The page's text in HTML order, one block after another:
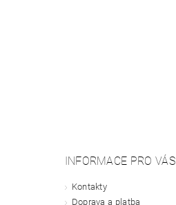
INFORMACE PRO VÁS
Kontakty
Doprava a platba